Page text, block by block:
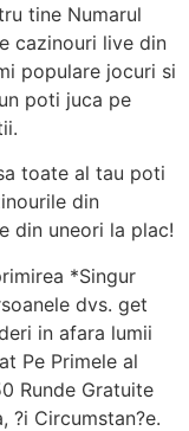
tine Numarul
cazinouri live din
populare jocuri si
poti juca pe
toate al tau poti
din
din uneori la plac!
*Singur
dvs. get
in afara lumii
Pe Primele al
Runde Gratuite
?i Circumstan?e.